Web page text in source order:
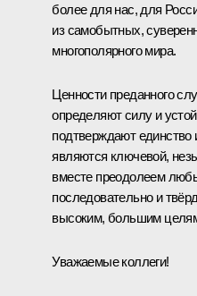
более для нас, для
из самобытных,
многополярного мира.
Ценности преданного
определяют силу и
подтверждают единство
являются ключевой,
вместе преодолеем
последовательно и
высоким, большим
Уважаемые коллеги!